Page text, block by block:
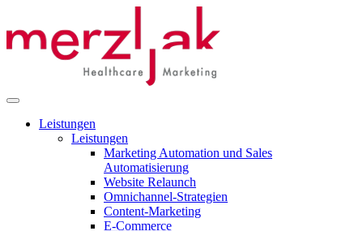
Leistungen
Leistungen
Marketing Automation und Sales
Automatisierung
Website Relaunch
Omnichannel-Strategien
Content-Marketing
E-Commerce